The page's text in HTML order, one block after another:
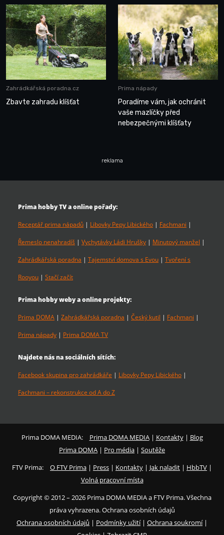
Zahrádkářská poradna.cz
Zbavte zahradu klíšťat
Prima nápady
Poradíme vám, jak ochránit
vaše mazlíčky před
nebezpečnými klíšťaty
reklama
Prima hobby TV a online pořady:
Receptář prima nápadů | Libovky Pepy Libického | Fachmani |
Řemeslo nenahradíš | Vychytávky Ládi Hrušky | Minutový manžel |
Zahrádkářská poradna | Tajemství domova s Evou | Tvoření s
Rooyou | Stačí začít
Prima hobby weby a online projekty:
Prima DOMA | Zahrádkářská poradna | Český kutil | Fachmani |
Prima nápady | Prima DOMA TV
Najdete nás na sociálních sítích:
Facebook skupina pro zahrádkáře | Libovky Pepy Libického |
Fachmani – rekonstrukce od A do Z
Prima DOMA MEDIA: Prima DOMA MEDIA| Kontakty| Blog
Prima DOMA | Pro média | Soutěže
FTV Prima:
O FTV Prima | Press | Kontakty | Jak naladit | HbbTV |
Volná pracovní místa
Copyright © 2012 – 2026 Prima DOMA MEDIA a FTV Prima. Všechna
práva vyhrazena. Ochrana osobních údajů
Ochrana osobních údajů | Podmínky užití| Ochrana soukromí|